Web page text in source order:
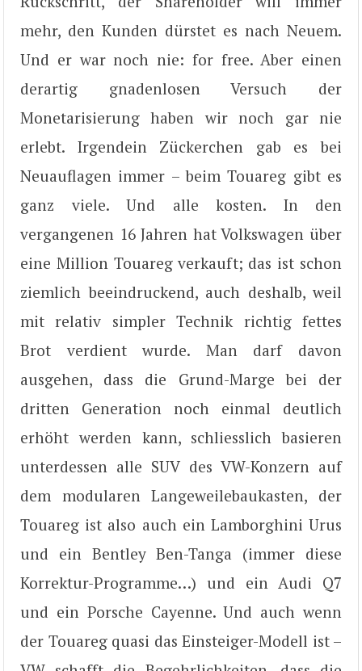
mehr, den Kunden dürstet es nach Neuem.
Und er war noch nie: for free. Aber einen
derartig gnadenlosen Versuch der
Monetarisierung haben wir noch gar nie
erlebt. Irgendein Zückerchen gab es bei
Neuauflagen immer – beim Touareg gibt es
ganz viele. Und alle kosten. In den
vergangenen 16 Jahren hat Volkswagen über
eine Million Touareg verkauft; das ist schon
ziemlich beeindruckend, auch deshalb, weil
mit relativ simpler Technik richtig fettes
Brot verdient wurde. Man darf davon
ausgehen, dass die Grund-Marge bei der
dritten Generation noch einmal deutlich
erhöht werden kann, schliesslich basieren
unterdessen alle SUV des VW-Konzern auf
dem modularen Langeweilebaukasten, der
Touareg ist also auch ein Lamborghini Urus
und ein Bentley Ben-Tanga (immer diese
Korrektur-Programme…) und ein Audi Q7
und ein Porsche Cayenne. Und auch wenn
der Touareg quasi das Einsteiger-Modell ist –